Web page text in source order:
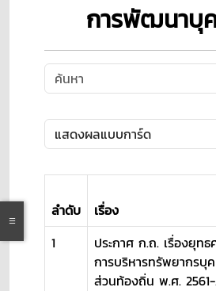
การพัฒนาบุ
ลำดับ เรื่อง
1
ประกาศ ก.ถ. เรื่องยุทธ
การบริหารทรัพยากรบุ
ส่วนท้องถิ่น พ.ศ.